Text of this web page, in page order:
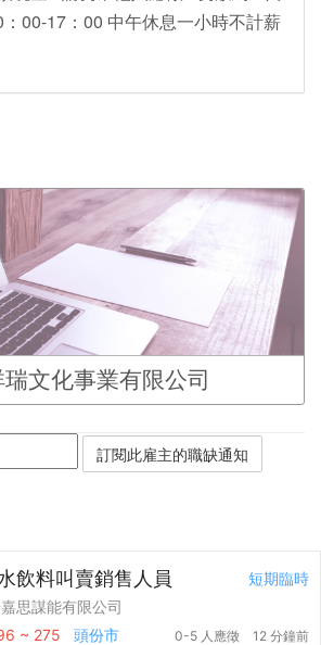
00-17：00 中午休息一小時不計薪
文化事業有限公司
短期臨時
飲料叫賣銷售人員
思謀能有限公司
~ 275 頭份市 0-5 人應徵 12 分鐘前